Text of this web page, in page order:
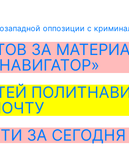
оппозиции с
ЗА
ЗА СЕГОДНЯ